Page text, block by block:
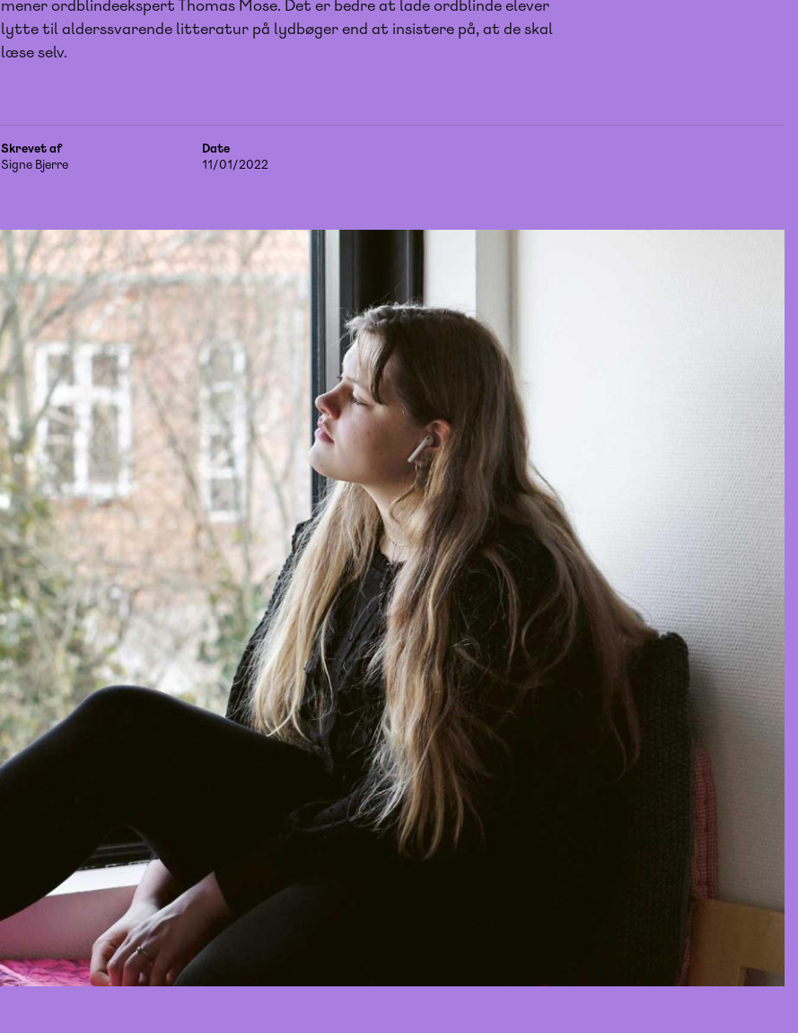
mener ordblindeekspert Thomas Mose. Det er bedre at lade ordblinde elever
lytte til alderssvarende litteratur på lydbøger end at insistere på, at de skal
læse selv.
Skrevet af
Signe Bjerre
Date
11/01/2022